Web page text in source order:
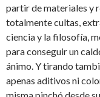
partir de materiales y
totalmente cultas,
ciencia y la filosofía,
para conseguir un
ánimo. Y tirando
apenas aditivos ni